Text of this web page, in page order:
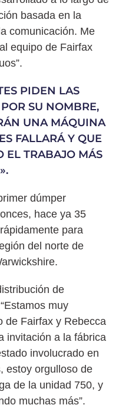
basada en la
comunicación. Me
equipo de Fairfax
PIDEN LAS
SU NOMBRE,
UNA MÁQUINA
FALLARÁ Y QUE
EL TRABAJO MÁS
dúmper
hace ya 35
para
del norte de
de
muy
de Fairfax y Rebecca
invitación a la fábrica
involucrado en
estoy orgulloso de
de la unidad 750, y
muchas más”.